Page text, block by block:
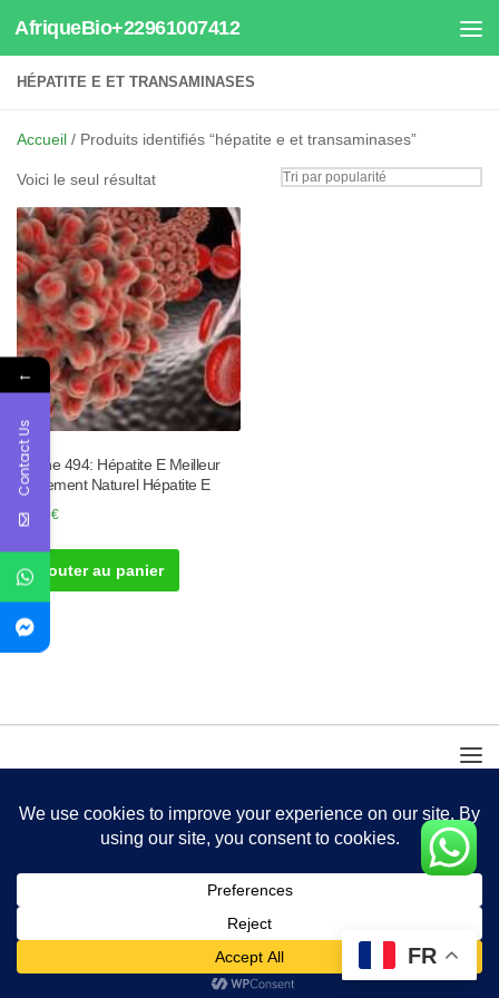
Au dessous du contenu
AfriqueBio+22961007412
HÉPATITE E ET TRANSAMINASES
Accueil / Produits identifiés “hépatite e et transaminases”
Voici le seul résultat
Tisane 494: Hépatite E Meilleur
Traitement Naturel Hépatite E
30.00€
Ajouter au panier
FR
←
Contact Us